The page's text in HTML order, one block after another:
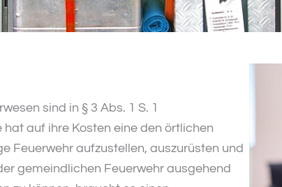
sind in § 3 Abs. 1 S. 1
auf ihre Kosten eine den örtlichen
Feuerwehr aufzustellen, auszurüsten und
gemeindlichen Feuerwehr ausgehend